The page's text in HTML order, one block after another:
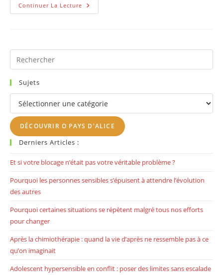
Continuer La Lecture Pourquoi
Tout
Ménage
Sujets
Sujets
DÉCOUVRIR O PAYS D'ALICE
Derniers Articles :
Et si votre blocage n’était pas votre véritable problème ?
Pourquoi les personnes sensibles s’épuisent à attendre l’évolution
des autres
Pourquoi certaines situations se répètent malgré tous nos efforts
pour changer
Après la chimiothérapie : quand la vie d’après ne ressemble pas à ce
qu’on imaginait
Adolescent hypersensible en conflit : poser des limites sans escalade